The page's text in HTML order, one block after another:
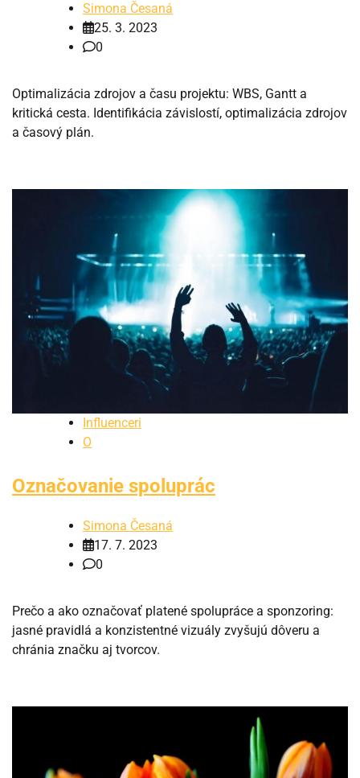
Simona Česaná
25. 3. 2023
0
Optimalizácia zdrojov a času projektu: WBS, Gantt a
kritická cesta. Identifikácia závislostí, optimalizácia zdrojov
a časový plán.
Influenceri
O
Označovanie spoluprác
Simona Česaná
17. 7. 2023
0
Prečo a ako označovať platené spolupráce a sponzoring:
jasné pravidlá a konzistentné vizuály zvyšujú dôveru a
chránia značku aj tvorcov.